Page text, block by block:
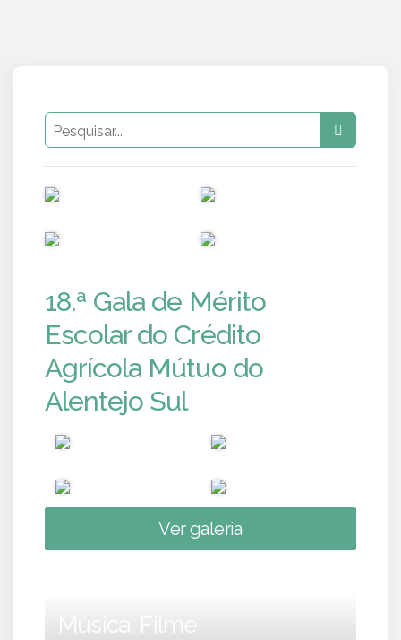
18.ª Gala de Mérito
Escolar do Crédito
Agrícola Mútuo do
Alentejo Sul
Ver galeria
Música, Filme